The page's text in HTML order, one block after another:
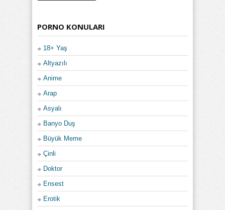
PORNO KONULARI
18+ Yaş
Altyazılı
Anime
Arap
Asyalı
Banyo Duş
Büyük Meme
Çinli
Doktor
Ensest
Erotik